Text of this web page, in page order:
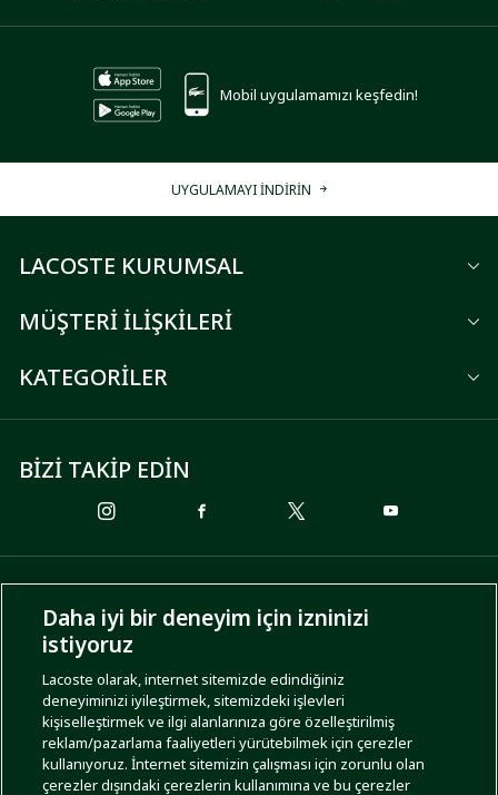
Mobil uygulamamızı keşfedin!
UYGULAMAYI İNDİRİN
LACOSTE KURUMSAL
MÜŞTERİ İLİŞKİLERİ
KATEGORİLER
BİZİ TAKİP EDİN
ÖDEME SEÇENEKLERİ
KARGO SEÇENEKLERİ
Daha iyi bir deneyim için izninizi
istiyoruz
Lacoste olarak, internet sitemizde edindiğiniz
deneyiminizi iyileştirmek, sitemizdeki işlevleri
kişiselleştirmek ve ilgi alanlarınıza göre özelleştirilmiş
reklam/pazarlama faaliyetleri yürütebilmek için çerezler
kullanıyoruz. İnternet sitemizin çalışması için zorunlu olan
çerezler dışındaki çerezlerin kullanımına ve bu çerezler